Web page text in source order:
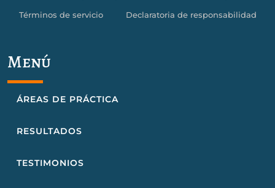
Términos de servicio Declaratoria de responsabilidad
Menú
ÁREAS DE PRÁCTICA
RESULTADOS
TESTIMONIOS